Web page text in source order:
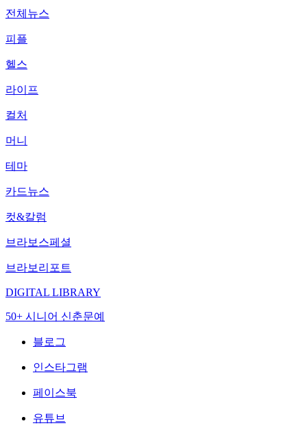
전체뉴스
피플
헬스
라이프
컬처
머니
테마
카드뉴스
컷&칼럼
브라보스페셜
브라보리포트
DIGITAL LIBRARY
50+ 시니어 신춘문예
블로그
인스타그램
페이스북
유튜브